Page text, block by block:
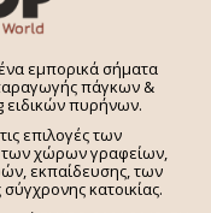
εμπορικά σήματα
πάγκων &
πυρήνων.
επιλογές των
των χώρων γραφείων,
εκπαίδευσης, των
κατοικίας.